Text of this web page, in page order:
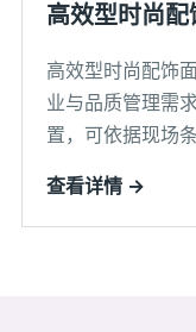
高效型时尚配
高效型时尚配饰
业与品质管理需
置，可依据现场
查看详情 →